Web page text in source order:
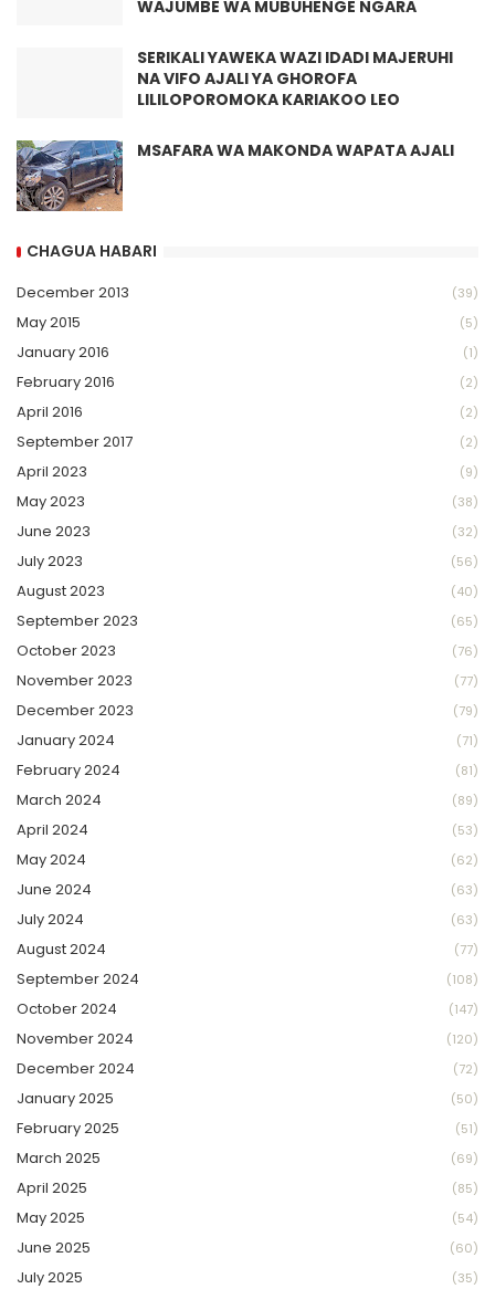
WAJUMBE WA MUBUHENGE NGARA
SERIKALI YAWEKA WAZI IDADI MAJERUHI
NA VIFO AJALI YA GHOROFA
LILILOPOROMOKA KARIAKOO LEO
MSAFARA WA MAKONDA WAPATA AJALI
CHAGUA HABARI
December 2013 (39)
May 2015 (5)
January 2016 (1)
February 2016 (2)
April 2016 (2)
September 2017 (2)
April 2023 (9)
May 2023 (38)
June 2023 (32)
July 2023 (56)
August 2023 (40)
September 2023 (65)
October 2023 (76)
November 2023 (77)
December 2023 (79)
January 2024 (71)
February 2024 (81)
March 2024 (89)
April 2024 (53)
May 2024 (62)
June 2024 (63)
July 2024 (63)
August 2024 (77)
September 2024 (108)
October 2024 (147)
November 2024 (120)
December 2024 (72)
January 2025 (50)
February 2025 (51)
March 2025 (69)
April 2025 (85)
May 2025 (54)
June 2025 (60)
July 2025 (35)